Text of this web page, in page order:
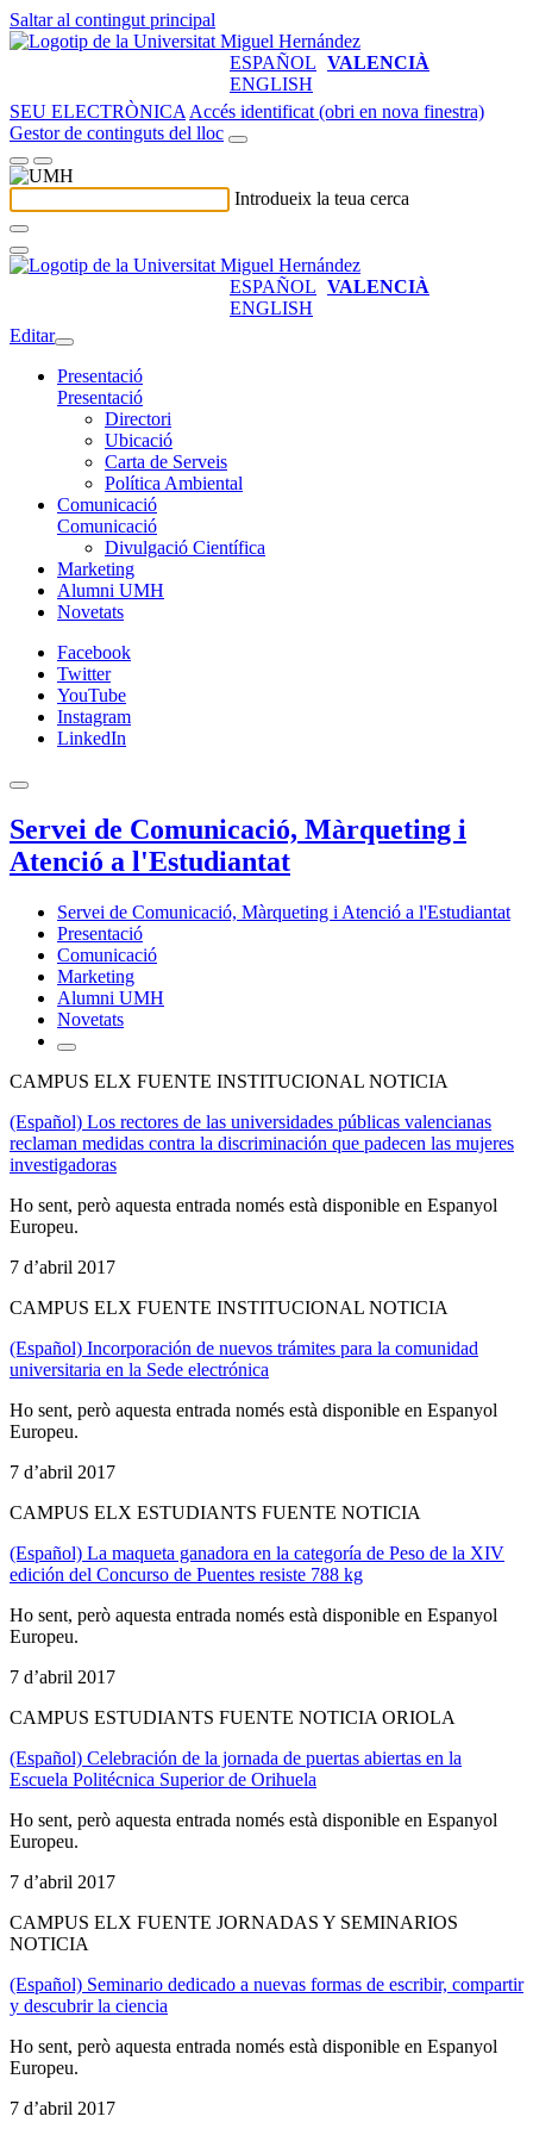
Saltar al contingut principal
ESPAÑOL VALENCIÀ
ENGLISH
SEU ELECTRÒNICA Accés identificat (obri en nova finestra)
Gestor de continguts del lloc
Introdueix la teua cerca
ESPAÑOL VALENCIÀ
ENGLISH
Editar
Presentació
Presentació
Directori
Ubicació
Carta de Serveis
Política Ambiental
Comunicació
Comunicació
Divulgació Científica
Marketing
Alumni UMH
Novetats
Facebook
Twitter
YouTube
Instagram
LinkedIn
Servei de Comunicació, Màrqueting i
Atenció a l'Estudiantat
Servei de Comunicació, Màrqueting i Atenció a l'Estudiantat
Presentació
Comunicació
Marketing
Alumni UMH
Novetats
CAMPUS ELX FUENTE INSTITUCIONAL NOTICIA
(Español) Los rectores de las universidades públicas valencianas
reclaman medidas contra la discriminación que padecen las mujeres
investigadoras
Ho sent, però aquesta entrada només està disponible en Espanyol
Europeu.
7 d’abril 2017
CAMPUS ELX FUENTE INSTITUCIONAL NOTICIA
(Español) Incorporación de nuevos trámites para la comunidad
universitaria en la Sede electrónica
Ho sent, però aquesta entrada només està disponible en Espanyol
Europeu.
7 d’abril 2017
CAMPUS ELX ESTUDIANTS FUENTE NOTICIA
(Español) La maqueta ganadora en la categoría de Peso de la XIV
edición del Concurso de Puentes resiste 788 kg
Ho sent, però aquesta entrada només està disponible en Espanyol
Europeu.
7 d’abril 2017
CAMPUS ESTUDIANTS FUENTE NOTICIA ORIOLA
(Español) Celebración de la jornada de puertas abiertas en la
Escuela Politécnica Superior de Orihuela
Ho sent, però aquesta entrada només està disponible en Espanyol
Europeu.
7 d’abril 2017
CAMPUS ELX FUENTE JORNADAS Y SEMINARIOS
NOTICIA
(Español) Seminario dedicado a nuevas formas de escribir, compartir
y descubrir la ciencia
Ho sent, però aquesta entrada només està disponible en Espanyol
Europeu.
7 d’abril 2017